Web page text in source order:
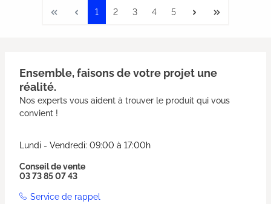
1 2 3 4 5
Ensemble, faisons de votre projet une
réalité.
Nos experts vous aident à trouver le produit qui vous
convient !
Lundi - Vendredi: 09:00 à 17:00h
Conseil de vente
03 73 85 07 43
Service de rappel